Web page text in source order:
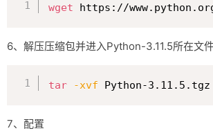
wget https://
6、解压压缩包并进入Python-3.11.5所在文
tar -xvf Python-3.11.5.tgz
7、配置